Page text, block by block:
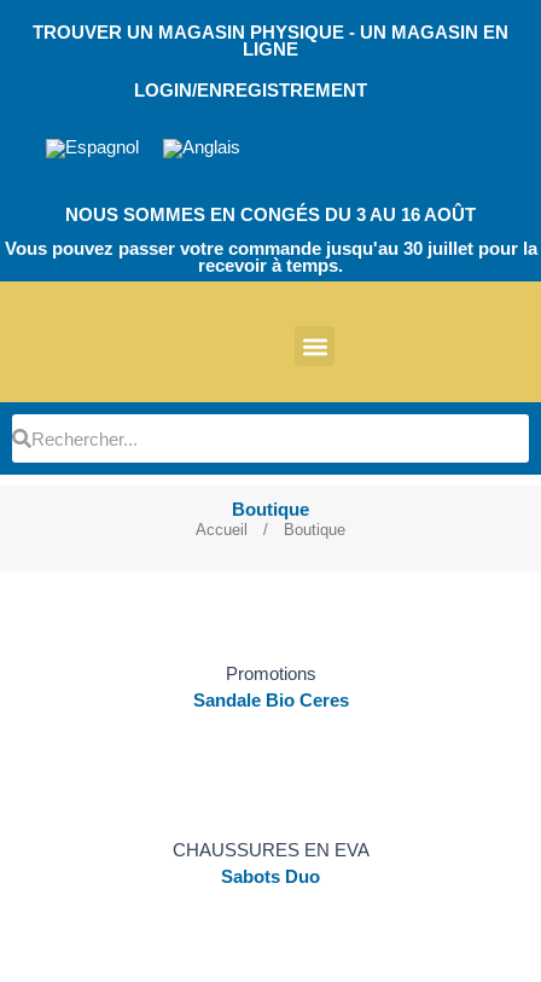
TROUVER UN MAGASIN PHYSIQUE - UN MAGASIN EN
LIGNE
LOGIN/ENREGISTREMENT
NOUS SOMMES EN CONGÉS DU 3 AU 16 AOÛT
Vous pouvez passer votre commande jusqu'au 30 juillet pour la
recevoir à temps.
Rechercher
Rechercher
Boutique
Accueil / Boutique
Promotions
Sandale Bio Ceres
CHAUSSURES EN EVA
Sabots Duo